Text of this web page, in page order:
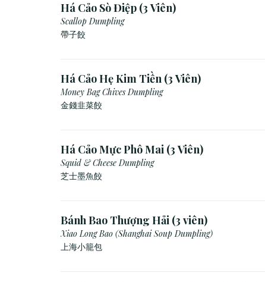
Há Cảo Sò Điệp (3 Viên)
Scallop Dumpling
帶子餃
Há Cảo Hẹ Kim Tiền (3 Viên)
Money Bag Chives Dumpling
金錢韭菜餃
Há Cảo Mực Phô Mai (3 Viên)
Squid & Cheese Dumpling
芝士墨魚餃
Bánh Bao Thượng Hải (3 viên)
Xiao Long Bao (Shanghai Soup Dumpling)
上海小籠包